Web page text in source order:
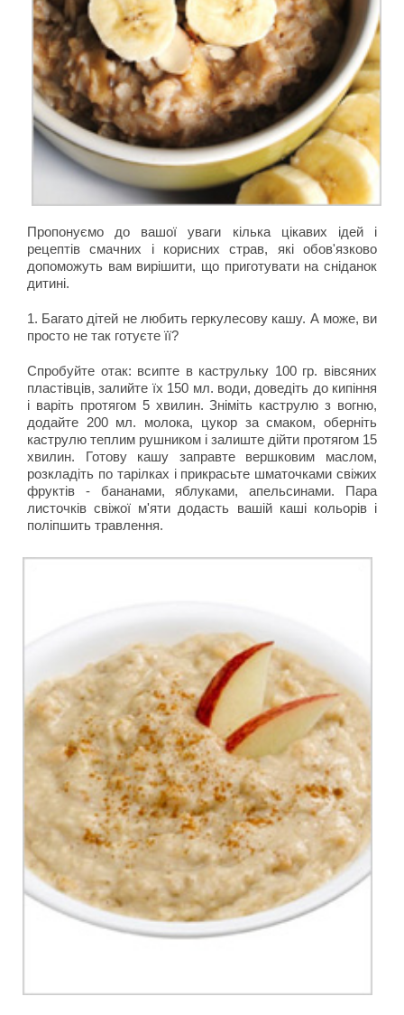
Пропонуємо до вашої уваги кілька цікавих ідей і
рецептів смачних і корисних страв, які обов'язково
допоможуть вам вирішити, що приготувати на сніданок
дитині.
1. Багато дітей не любить геркулесову кашу. А може, ви
просто не так готуєте її?
Спробуйте отак: всипте в каструльку 100 гр. вівсяних
пластівців, залийте їх 150 мл. води, доведіть до кипіння
і варіть протягом 5 хвилин. Зніміть каструлю з вогню,
додайте 200 мл. молока, цукор за смаком, оберніть
каструлю теплим рушником і залиште дійти протягом 15
хвилин. Готову кашу заправте вершковим маслом,
розкладіть по тарілках і прикрасьте шматочками свіжих
фруктів - бананами, яблуками, апельсинами. Пара
листочків свіжої м'яти додасть вашій каші кольорів і
поліпшить травлення.